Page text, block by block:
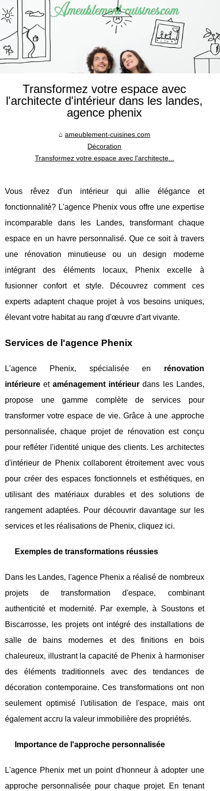
Transformez votre espace avec
l'architecte d'intérieur dans les landes,
agence phenix
ameublement-cuisines.com
Décoration
Transformez votre espace avec l'architecte...
Vous rêvez d'un intérieur qui allie élégance et
fonctionnalité? L'agence Phenix vous offre une expertise
incomparable dans les Landes, transformant chaque
espace en un havre personnalisé. Que ce soit à travers
une rénovation minutieuse ou un design moderne
intégrant des éléments locaux, Phenix excelle à
fusionner confort et style. Découvrez comment ces
experts adaptent chaque projet à vos besoins uniques,
élevant votre habitat au rang d'œuvre d'art vivante.
Services de l'agence Phenix
L'agence Phenix, spécialisée en rénovation
intérieure etaménagement intérieur dans les Landes,
propose une gamme complète de services pour
transformer votre espace de vie. Grâce à une approche
personnalisée, chaque projet de rénovation est conçu
pour refléter l'identité unique des clients. Les architectes
d'intérieur de Phenix collaborent étroitement avec vous
pour créer des espaces fonctionnels et esthétiques, en
utilisant des matériaux durables et des solutions de
rangement adaptées. Pour découvrir davantage sur les
services et les réalisations de Phenix, cliquez ici.
Exemples de transformations réussies
Dans les Landes, l'agence Phenix a réalisé de nombreux
projets de transformation d'espace, combinant
authenticité et modernité. Par exemple, à Soustons et
Biscarrosse, les projets ont intégré des installations de
salle de bains modernes et des finitions en bois
chaleureux, illustrant la capacité de Phenix à harmoniser
des éléments traditionnels avec des tendances de
décoration contemporaine. Ces transformations ont non
seulement optimisé l'utilisation de l'espace, mais ont
également accru la valeur immobilière des propriétés.
Importance de l'approche personnalisée
L'agence Phenix met un point d'honneur à adopter une
approche personnalisée pour chaque projet. En tenant